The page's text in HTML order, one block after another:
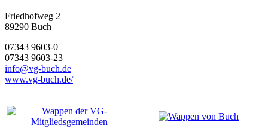
Friedhofweg 2
89290 Buch
07343 9603-0
07343 9603-23
info@vg-buch.de
www.vg-buch.de/